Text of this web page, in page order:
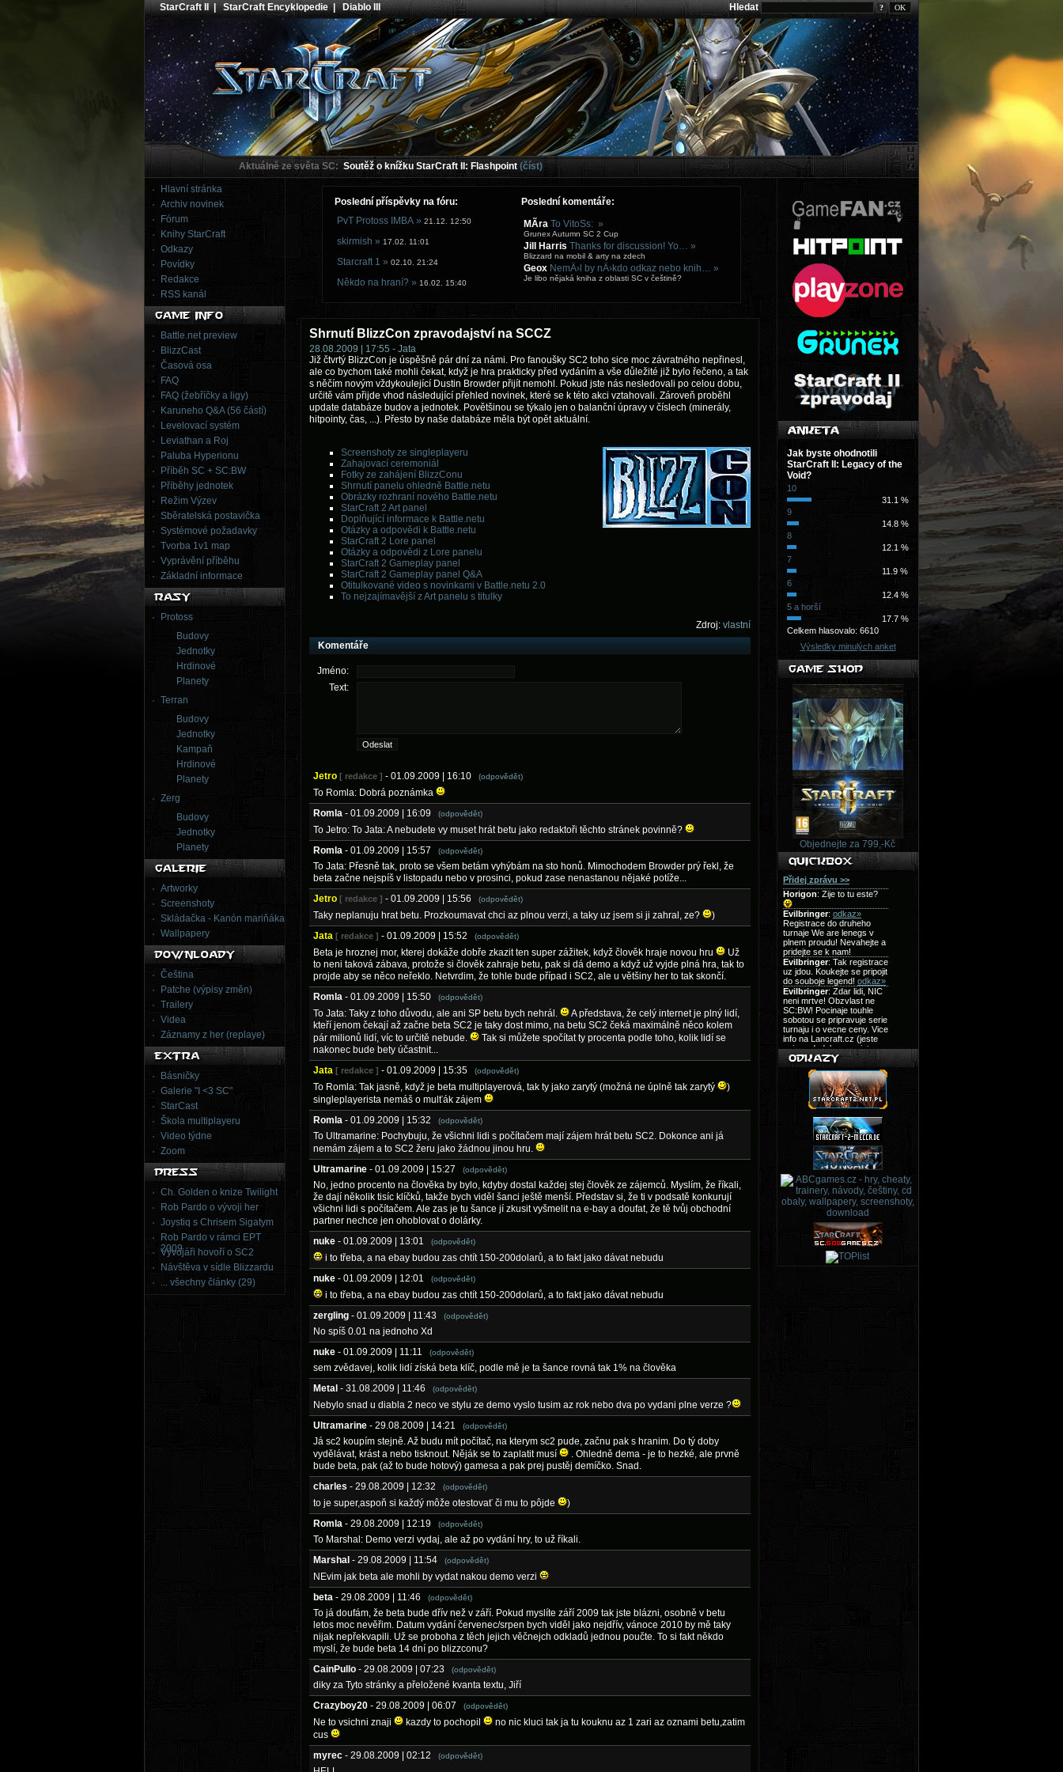
StarCraft II |StarCraft Encyklopedie|Diablo III Hledat ?
Aktuálně ze světa SC: Soutěž o knížku StarCraft II: Flashpoint (číst)
Hlavní stránka
Archiv novinek
Fórum
Knihy StarCraft
Odkazy
Povídky
Redakce
RSS kanál
Battle.net preview
BlizzCast
Časová osa
FAQ
FAQ (žebříčky a ligy)
Karuneho Q&A (56 částí)
Levelovací systém
Leviathan a Roj
Paluba Hyperionu
Příběh SC + SC:BW
Příběhy jednotek
Režim Výzev
Sběratelská postavička
Systémové požadavky
Tvorba 1v1 map
Vyprávění příběhu
Základní informace
Protoss
Budovy
Jednotky
Hrdinové
Planety
Terran
Budovy
Jednotky
Kampaň
Hrdinové
Planety
Zerg
Budovy
Jednotky
Planety
Artworky
Screenshoty
Skládačka - Kanón mariňáka
Wallpapery
Čeština
Patche (výpisy změn)
Trailery
Videa
Záznamy z her (replaye)
Básničky
Galerie "I <3 SC"
StarCast
Škola multiplayeru
Video týdne
Zoom
Ch. Golden o knize Twilight
Rob Pardo o vývoji her
Joystiq s Chrisem Sigatym
Rob Pardo v rámci EPT
2009
Vývojáři hovoří o SC2
Návštěva v sídle Blizzardu
... všechny články (29)
Poslední příspěvky na fóru:
Poslední komentáře:
PvT Protoss IMBA » 21.12. 12:50
skirmish » 17.02. 11:01
Starcraft 1 » 02.10. 21:24
Někdo na hraní? » 16.02. 15:40
MÃ­ra To VitoSs: »
Grunex Autumn SC 2 Cup
Jill Harris Thanks for discussion! Yo… »
Blizzard na mobil & arty na zdech
Geox NemÄ›l by nÄ›kdo odkaz nebo knih… »
Je libo nějaká kniha z oblasti SC v češtině?
Shrnutí BlizzCon zpravodajství na SCCZ
28.08.2009 | 17:55 - Jata
Již čtvrtý BlizzCon je úspěšně pár dní za námi. Pro fanoušky SC2 toho sice moc závratného nepřinesl,
ale co bychom také mohli čekat, když je hra prakticky před vydáním a vše důležité již bylo řečeno, a tak
s něčím novým vždykoulející Dustin Browder přijít nemohl. Pokud jste nás nesledovali po celou dobu,
určitě vám přijde vhod následující přehled novinek, které se k této akci vztahovali. Zároveň proběhl
update databáze budov a jednotek. Povětšinou se týkalo jen o balanční úpravy v číslech (minerály,
hitpointy, čas, ...). Přesto by naše databáze měla být opět aktuální.
Screenshoty ze singleplayeru
Zahajovací ceremoniál
Fotky ze zahájení BlizzConu
Shrnutí panelu ohledně Battle.netu
Obrázky rozhraní nového Battle.netu
StarCraft 2 Art panel
Doplňující informace k Battle.netu
Otázky a odpovědi k Battle.netu
StarCraft 2 Lore panel
Otázky a odpovědi z Lore panelu
StarCraft 2 Gameplay panel
StarCraft 2 Gameplay panel Q&A
Otitulkované video s novinkami v Battle.netu 2.0
To nejzajímavější z Art panelu s titulky
Zdroj: vlastní
Komentáře
Jméno:
Text:
Jetro [ redakce ] - 01.09.2009 | 16:10 (odpovědět)
To Romla: Dobrá poznámka
Romla - 01.09.2009 | 16:09 (odpovědět)
To Jetro: To Jata: A nebudete vy muset hrát betu jako redaktoři těchto stránek povinně?
Romla - 01.09.2009 | 15:57 (odpovědět)
To Jata: Přesně tak, proto se všem betám vyhýbám na sto honů. Mimochodem Browder prý řekl, že
beta začne nejspíš v listopadu nebo v prosinci, pokud zase nenastanou nějaké potíže...
Jetro [ redakce ] - 01.09.2009 | 15:56 (odpovědět)
Taky neplanuju hrat betu. Prozkoumavat chci az plnou verzi, a taky uz jsem si ji zahral, ze?
)
Jata [ redakce ] - 01.09.2009 | 15:52 (odpovědět)
Beta je hroznej mor, kterej dokáže dobře zkazit ten super zážitek, když člověk hraje novou hru
Už
to neni taková zábava, protože si člověk zahraje betu, pak si dá demo a když už vyjde plná hra, tak to
projde aby se něco neřeklo. Netvrdim, že tohle bude případ i SC2, ale u většiny her to tak skončí.
Romla - 01.09.2009 | 15:50 (odpovědět)
To Jata: Taky z toho důvodu, ale ani SP betu bych nehrál.
A představa, že celý internet je plný lidí,
kteří jenom čekají až začne beta SC2 je taky dost mimo, na betu SC2 čeká maximálně něco kolem
pár milionů lidí, víc to určitě nebude.
Tak si můžete spočítat ty procenta podle toho, kolik lidí se
nakonec bude bety účastnit...
Jata [ redakce ] - 01.09.2009 | 15:35 (odpovědět)
To Romla: Tak jasně, když je beta multiplayerová, tak ty jako zarytý (možná ne úplně tak zarytý
)
singleplayerista nemáš o mulťák zájem
Romla - 01.09.2009 | 15:32 (odpovědět)
To Ultramarine: Pochybuju, že všichni lidi s počítačem mají zájem hrát betu SC2. Dokonce ani já
nemám zájem a to SC2 žeru jako žádnou jinou hru.
Ultramarine - 01.09.2009 | 15:27 (odpovědět)
No, jedno procento na člověka by bylo, kdyby dostal každej stej člověk ze zájemců. Myslím, že říkali,
že dají několik tisíc klíčků, takže bych viděl šanci ještě menší. Představ si, že ti v podsatě konkurují
všichni lidi s počítačem. Ale zas je tu šance jí zkusit vyšmelit na e-bay a doufat, že tě tvůj obchodní
partner nechce jen ohoblovat o dolárky.
nuke - 01.09.2009 | 13:01 (odpovědět)
i to třeba, a na ebay budou zas chtít 150-200dolarů, a to fakt jako dávat nebudu
nuke - 01.09.2009 | 12:01 (odpovědět)
i to třeba, a na ebay budou zas chtít 150-200dolarů, a to fakt jako dávat nebudu
zergling - 01.09.2009 | 11:43 (odpovědět)
No spíš 0.01 na jednoho Xd
nuke - 01.09.2009 | 11:11 (odpovědět)
sem zvědavej, kolik lidí získá beta klíč, podle mě je ta šance rovná tak 1% na člověka
Metal - 31.08.2009 | 11:46 (odpovědět)
Nebylo snad u diabla 2 neco ve stylu ze demo vyslo tusim az rok nebo dva po vydani plne verze ?
Ultramarine - 29.08.2009 | 14:21 (odpovědět)
Já sc2 koupím stejně. Až budu mít počítač, na kterym sc2 pude, začnu pak s hranim. Do tý doby
vydělávat, krást a nebo tisknout. Něják se to zaplatit musí
. Ohledně dema - je to hezké, ale prvně
bude beta, pak (až to bude hotový) gamesa a pak prej pustěj demíčko. Snad.
charles - 29.08.2009 | 12:32 (odpovědět)
to je super,aspoň si každý môže otestovať či mu to pôjde
)
Romla - 29.08.2009 | 12:19 (odpovědět)
To Marshal: Demo verzi vydaj, ale až po vydání hry, to už říkali.
Marshal - 29.08.2009 | 11:54 (odpovědět)
NEvim jak beta ale mohli by vydat nakou demo verzi
beta - 29.08.2009 | 11:46 (odpovědět)
To já doufám, že beta bude dřív než v září. Pokud myslíte září 2009 tak jste blázni, osobně v betu
letos moc nevěřim. Datum vydání červenec/srpen bych viděl jako nejdřív, vánoce 2010 by mě taky
nijak nepřekvapili. Už se proboha z těch jejich věčnejch odkladů jednou poučte. To si fakt někdo
myslí, že bude beta 14 dní po blizzconu?
CainPullo - 29.08.2009 | 07:23 (odpovědět)
diky za Tyto stránky a přeložené kvanta textu, Jiří
Crazyboy20 - 29.08.2009 | 06:07 (odpovědět)
Ne to vsichni znaji kazdy to pochopil
no nic kluci tak ja tu kouknu az 1 zari az oznami betu,zatim
cus
myrec - 29.08.2009 | 02:12 (odpovědět)
Jak byste ohodnotili
StarCraft II: Legacy of the
Void?
10
31.1 %
9
14.8 %
8
12.1 %
7
11.9 %
6
12.4 %
5 a horší
17.7 %
Celkem hlasovalo: 6610
Výsledky minulých anket
Objednejte za 799,-Kč